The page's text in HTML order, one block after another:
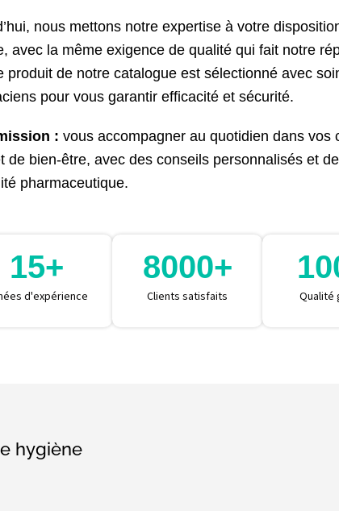
nous mettons notre expertise à votre
avec la même exigence de qualité qui fait notre
produit de notre catalogue est sélectionné avec
pour vous garantir efficacité et sécurité.
: vous accompagner au quotidien dans vos
de bien-être, avec des conseils personnalisés et
pharmaceutique.
d'expérience
15+
Clients satisfaits
8000+
Qualité
hygiène